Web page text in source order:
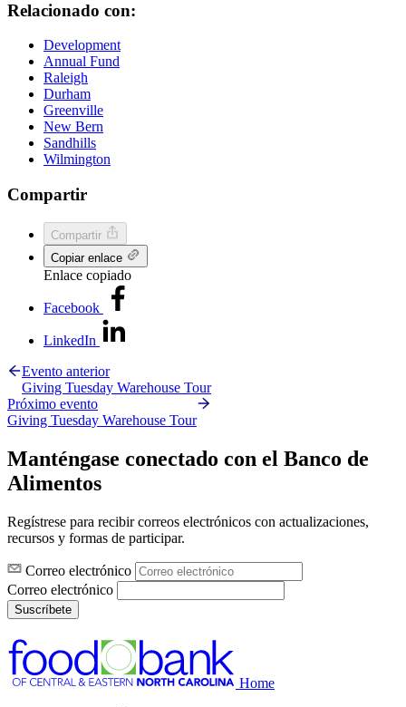
Relacionado con:
Development
Annual Fund
Raleigh
Durham
Greenville
New Bern
Sandhills
Wilmington
Compartir
Compartir
Copiar enlace
Enlace copiado
Facebook
LinkedIn
Evento anterior
Giving Tuesday Warehouse Tour
Próximo evento
Giving Tuesday Warehouse Tour
Manténgase conectado con el Banco de
Alimentos
Regístrese para recibir correos electrónicos con actualizaciones,
recursos y formas de participar.
Correo electrónico
Correo electrónico
Suscríbete
Home